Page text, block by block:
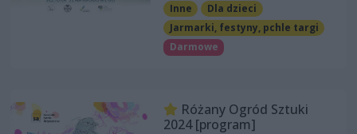
Inne
Dla dzieci
Jarmarki, festyny, pchle targi
Darmowe
Różany Ogród Sztuki
2024 [program]